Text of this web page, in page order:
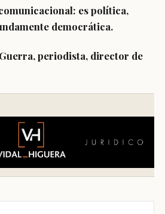
es política,
democrática.
periodista, director de